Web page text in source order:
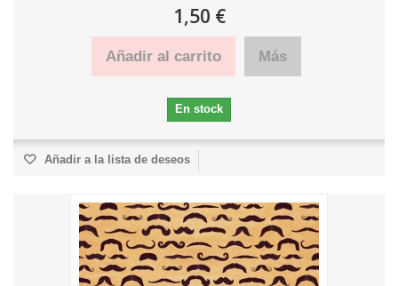
1,50 €
Añadir al carrito Más
En stock
Añadir a la lista de deseos